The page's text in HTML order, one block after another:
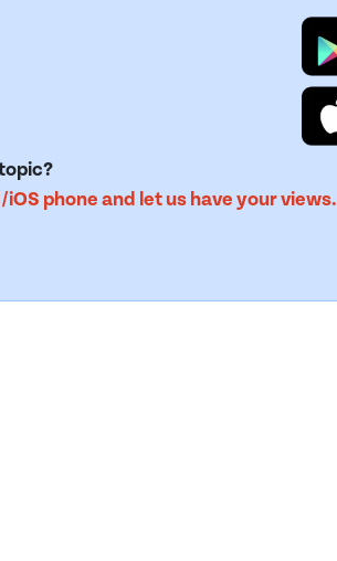
phone and let us have your views.